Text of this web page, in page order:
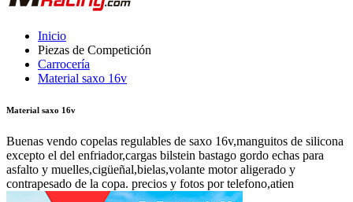
Piezas de Competición
Carrocería
Material saxo 16v
excepto el del enfriador,cargas bilstein bastago gordo echas para
asfalto y muelles,cigüeñal,bielas,volante motor aligerado y
contrapesado de la copa. precios y fotos por telefono,atien